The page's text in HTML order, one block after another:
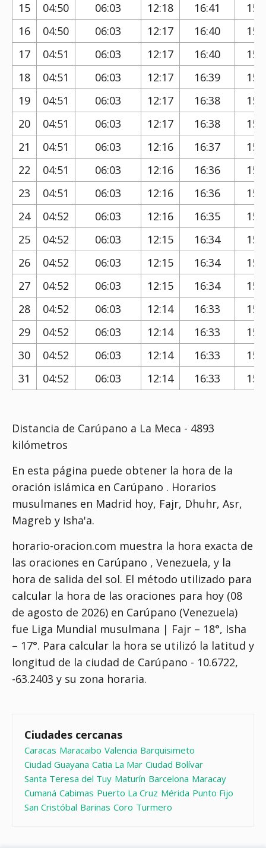
15
04:50 06:03 12:18 16:41
16
04:50 06:03 12:17 16:40
17
04:51 06:03 12:17 16:40
18
04:51 06:03 12:17 16:39
19
04:51 06:03 12:17 16:38
20
04:51 06:03 12:17 16:38
21
04:51 06:03 12:16 16:37
22
04:51 06:03 12:16 16:36
23
04:51 06:03 12:16 16:36
24
04:52 06:03 12:16 16:35
25
04:52 06:03 12:15 16:34
26
04:52 06:03 12:15 16:34
27
04:52 06:03 12:15 16:34
28
04:52 06:03 12:14 16:33
29
04:52 06:03 12:14 16:33
30
04:52 06:03 12:14 16:33
31
04:52 06:03 12:14 16:33
Distancia de Carúpano a La Meca - 4893
kilómetros
En esta página puede obtener la hora de la
oración islámica en Carúpano . Horarios
musulmanes en Madrid hoy, Fajr, Dhuhr, Asr,
Magreb y Isha'a.
horario-oracion.com muestra la hora exacta de
las oraciones en Carúpano , Venezuela, y la
hora de salida del sol. El método utilizado para
calcular la hora de las oraciones para hoy (08
de agosto de 2026) en Carúpano (Venezuela)
fue Liga Mundial musulmana | Fajr – 18°, Isha
– 17°. Para calcular la hora se utilizó la latitud y
longitud de la ciudad de Carúpano - 10.6722,
-63.2403 y su zona horaria.
Ciudades cercanas
Caracas Maracaibo Valencia Barquisimeto
Ciudad Guayana Catia La Mar Ciudad Bolívar
Santa Teresa del Tuy Maturín Barcelona Maracay
Cumaná Cabimas Puerto La Cruz Mérida Punto Fijo
San Cristóbal Barinas Coro Turmero